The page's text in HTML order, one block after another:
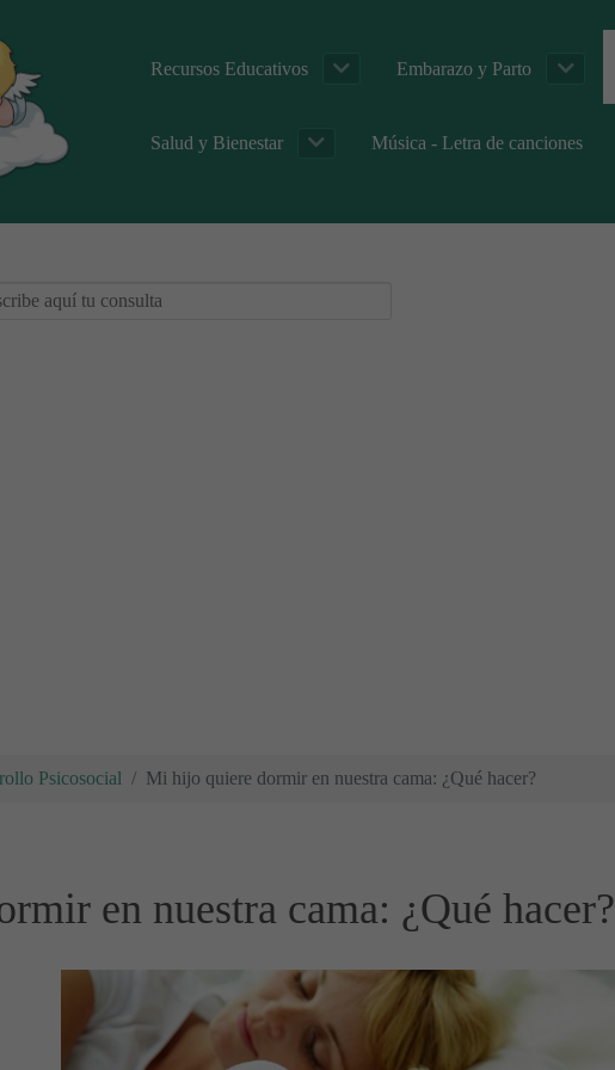
Recursos Educativos Embarazo y Parto
Salud y Bienestar Música - Letra de canciones
Psicosocial Mi hijo quiere dormir en nuestra cama: ¿Qué hacer?
en nuestra cama: ¿Qué hacer?